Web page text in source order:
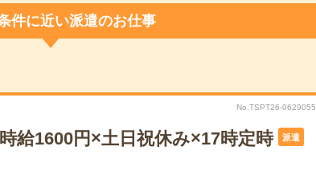
件に近い派遣のお仕事
No.TSPT26-0629055
給1600円×土日祝休み×17時定時 派遣